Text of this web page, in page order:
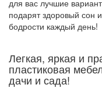
для вас лучшие
подарят здоровый сон
бодрости каждый день!
Легкая, яркая и
пластиковая
дачи и сада!